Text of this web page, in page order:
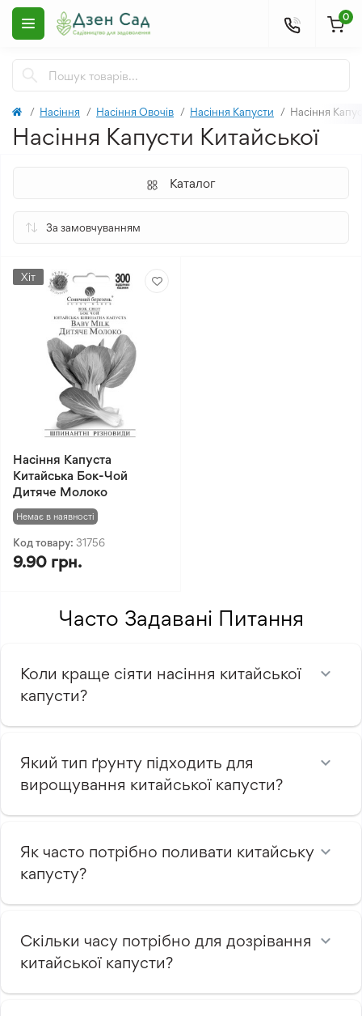
0
Насіння Насіння Овочів Насіння Капусти Насіння
Насіння Капусти Китайської
Каталог
Хіт
Насіння Капуста
Китайська Бок-Чoй
Дитяче Молоко
Немає в наявності
Код товару: 31756
9.90 грн.
Часто Задавані Питання
Коли краще сіяти насіння китайської
капусти?
Який тип ґрунту підходить для
вирощування китайської капусти?
Як часто потрібно поливати китайську
капусту?
Скільки часу потрібно для дозрівання
китайської капусти?